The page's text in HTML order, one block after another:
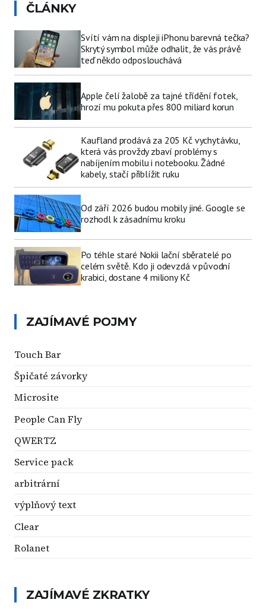
ČLÁNKY
Svítí vám na displeji iPhonu barevná tečka?
Skrytý symbol může odhalit, že vás právě
teď někdo odposlouchává
Apple čelí žalobě za tajné třídění fotek,
hrozí mu pokuta přes 800 miliard korun
Kaufland prodává za 205 Kč vychytávku,
která vás provždy zbaví problémy s
nabíjením mobilu i notebooku. Žádné
kabely, stačí přiblížit ruku
Od září 2026 budou mobily jiné. Google se
rozhodl k zásadnímu kroku
Po téhle staré Nokii lační sběratelé po
celém světě. Kdo ji odevzdá v původní
krabici, dostane 4 miliony Kč
ZAJÍMAVÉ POJMY
Touch Bar
Špičaté závorky
Microsite
People Can Fly
QWERTZ
Service pack
arbitrární
výplňový text
Clear
Rolanet
ZAJÍMAVÉ ZKRATKY